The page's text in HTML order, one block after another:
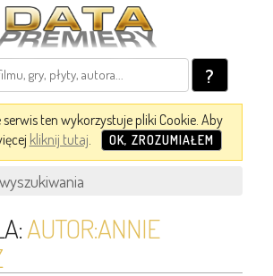
?
ten wykorzystuje pliki Cookie. Aby
kliknij tutaj. OK, ZROZUMIAŁEM
AUTOR:ANNIE